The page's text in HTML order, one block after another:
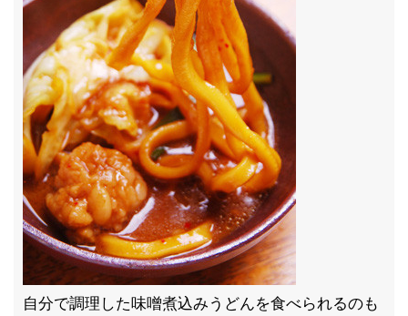
自分で調理した味噌煮込みうどんを食べられるのも